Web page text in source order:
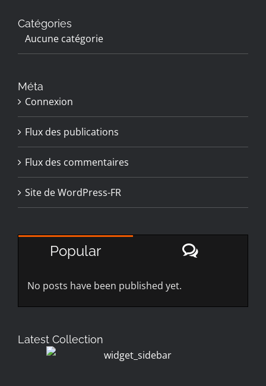
Catégories
Aucune catégorie
Méta
Connexion
Flux des publications
Flux des commentaires
Site de WordPress-FR
Popular
No posts have been published yet.
Latest Collection